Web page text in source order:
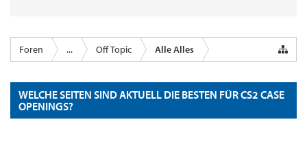
Foren ... Off Topic Alle Alles
WELCHE SEITEN SIND AKTUELL DIE BESTEN FÜR CS2 CASE
OPENINGS?